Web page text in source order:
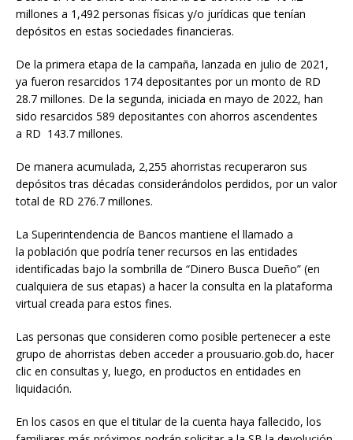
millones a 1,492 personas físicas y/o jurídicas que tenían
depósitos en estas sociedades financieras.
De la primera etapa de la campaña, lanzada en julio de 2021,
ya fueron resarcidos 174 depositantes por un monto de RD
28.7 millones. De la segunda, iniciada en mayo de 2022, han
sido resarcidos 589 depositantes con ahorros ascendentes
a RD 143.7 millones.
De manera acumulada, 2,255 ahorristas recuperaron sus
depósitos tras décadas considerándolos perdidos, por un valor
total de RD 276.7 millones.
La Superintendencia de Bancos mantiene el llamado a
la población que podría tener recursos en las entidades
identificadas bajo la sombrilla de “Dinero Busca Dueño” (en
cualquiera de sus etapas) a hacer la consulta en la plataforma
virtual creada para estos fines.
Las personas que consideren como posible pertenecer a este
grupo de ahorristas deben acceder a prousuario.gob.do, hacer
clic en consultas y, luego, en productos en entidades en
liquidación.
En los casos en que el titular de la cuenta haya fallecido, los